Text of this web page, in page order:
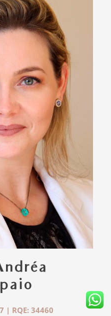
| RQE: 34460